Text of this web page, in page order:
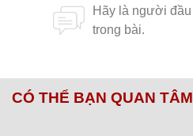
CÓ THỂ BẠN QUAN TÂM